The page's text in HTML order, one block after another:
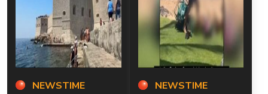
NEWSTIME
NEWSTIME